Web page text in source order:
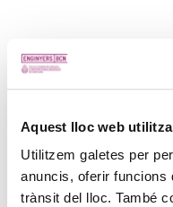
Aquest lloc web
Utilitzem galetes per
anuncis, oferir funcions
trànsit del lloc. També